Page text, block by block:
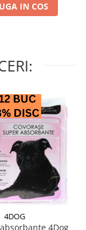
IN COS
4DOG
4Dog